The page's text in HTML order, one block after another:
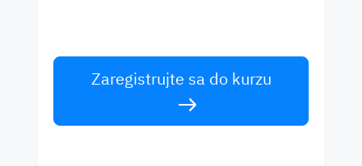
Zaregistrujte sa do kurzu